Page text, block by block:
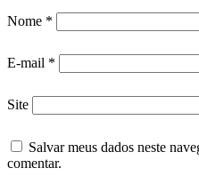
Nome *
E-mail *
Site
Salvar meus dados neste
comentar.